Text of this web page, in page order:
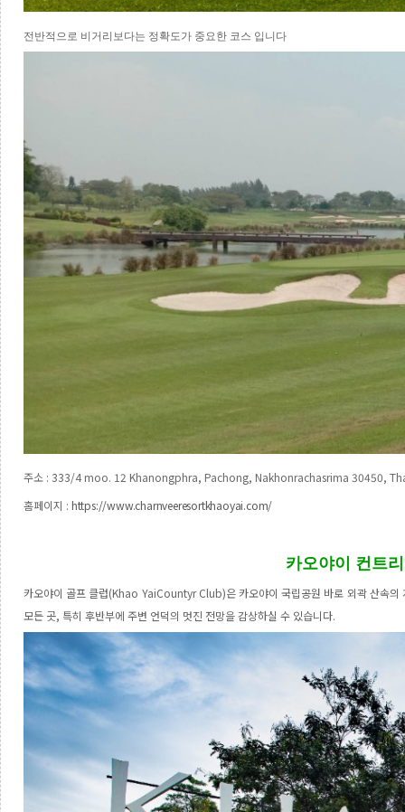
전반적으로 비거리보다는 정확도가 중요한 코스 입니다
주소 : 333/4 moo. 12 Khanongphra, Pachong, Nakhonrachasrima 30450,
홈페이지 : https://www.charnveeresortkhaoyai.com/
카오야이 컨트리
카오야이 골프 클럽(Khao YaiCountyr Club)은 카오야이 국립공원 바로 외곽 산속
모든 곳, 특히 후반부에 주변 언덕의 멋진 전망을 감상하실 수 있습니다.